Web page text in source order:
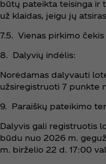
būtų pateikta teisinga ir
už klaidas, jeigu jų
7.5. Vienas pirkimo
8. Dalyvių indėlis:
Norėdamas dalyvauti
užsiregistruoti 7 punkte
9. Paraiškų pateikimo
Dalyvis gali registruotis
būdu nuo 2026 m.
m. birželio 22 d. 17:00